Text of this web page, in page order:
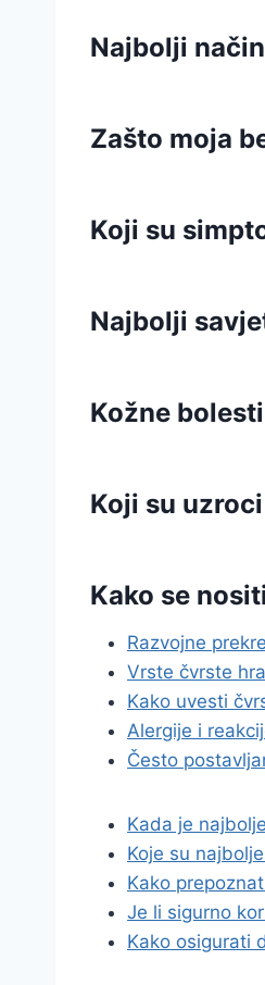
Najbolji
Zašto moja
Koji su
Najbolji
Kožne
Koji su
Kako se
Razvojne
Vrste čvrste
Kako uvesti
Alergije i
Često
Kada je
Koje su
Kako
Je li sigurno
Kako osigurati